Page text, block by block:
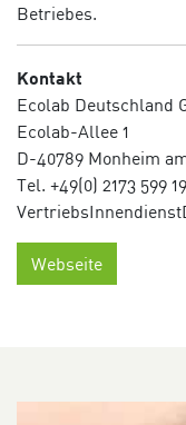
Betriebes.
Kontakt
Ecolab Deutschland
Ecolab-Allee 1
D-40789 Monheim
Tel. +49(0) 2173 599
Webseite